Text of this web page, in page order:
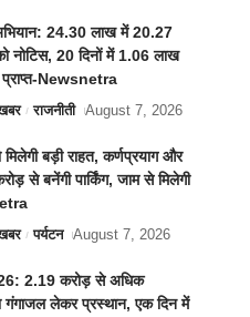
24.30 लाख में 20.27
नोटिस, 20 दिनों में 1.06 लाख
Newsnetra
राजनीती August 7, 2026
मिलेगी बड़ी राहत, कर्णप्रयाग और
से बनेंगी पार्किंग, जाम से मिलेगी
पर्यटन August 7, 2026
2.19 करोड़ से अधिक
गंगाजल लेकर प्रस्थान, एक दिन में